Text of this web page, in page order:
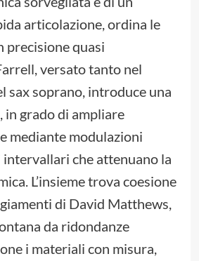
articolazione, ordina le
precisione quasi
versato tanto nel
sax soprano, introduce una
in grado di ampliare
mediante modulazioni
che attenuano la
L’insieme trova coesione
di David Matthews,
da ridondanze
i materiali con misura,